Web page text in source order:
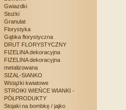
Gwiazdki
Stożki
Granulat
Florystyka
Gąbka florystyczna
DRUT FLORYSTYCZNY
FIZELINA dekoracyjna
FIZELINA dekoracyjna
metalizowana
SIZAL-SIANKO
Wstążki kwiatowe
STROIKI WIEŃCE WIANKI -
PÓŁPRODUKTY
Stojaki na bombkę / jajko